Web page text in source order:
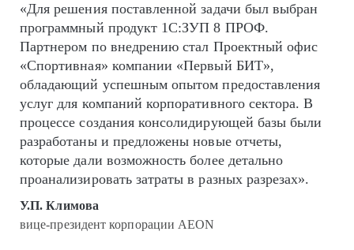
«Для решения поставленной задачи был выбран
программный продукт 1С:ЗУП 8 ПРОФ.
Партнером по внедрению стал Проектный офис
«Спортивная» компании «Первый БИТ»,
обладающий успешным опытом предоставления
услуг для компаний корпоративного сектора. В
процессе создания консолидирующей базы были
разработаны и предложены новые отчеты,
которые дали возможность более детально
проанализировать затраты в разных разрезах».
У.П. Климова
вице-президент корпорации AEON